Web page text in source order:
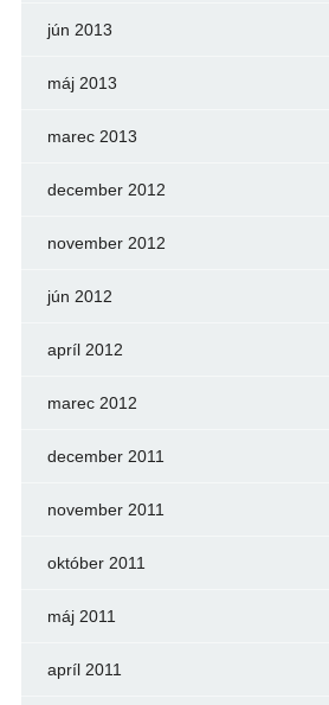
jún 2013
máj 2013
marec 2013
december 2012
november 2012
jún 2012
apríl 2012
marec 2012
december 2011
november 2011
október 2011
máj 2011
apríl 2011